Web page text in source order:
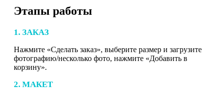
Этапы работы
1. ЗАКАЗ
Нажмите «Сделать заказ», выберите размер и загрузите
фотографию/несколько фото, нажмите «Добавить в
корзину».
2. МАКЕТ